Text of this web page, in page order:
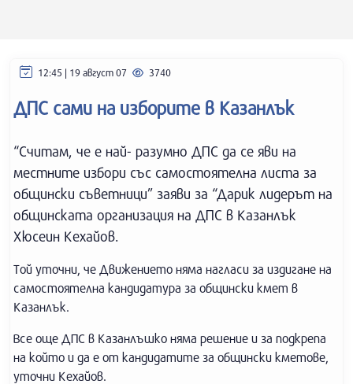
12:45 | 19 август 07 3740
ДПС сами на изборите в Казанлък
“Считам, че е най- разумно ДПС да се яви на
местните избори със самостоятелна листа за
общински съветници” заяви за “Дарик лидерът на
общинската организация на ДПС в Казанлък
Хюсеин Кехайов.
Той уточни, че Движението няма нагласи за издигане на
самостоятелна кандидатура за общински кмет в
Казанлък.
Все още ДПС в Казанлъшко няма решение и за подкрепа
на който и да е от кандидатите за общински кметове,
уточни Кехайов.